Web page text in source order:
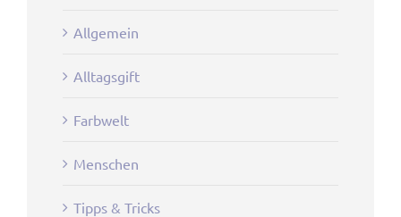
Allgemein
Alltagsgift
Farbwelt
Menschen
Tipps & Tricks